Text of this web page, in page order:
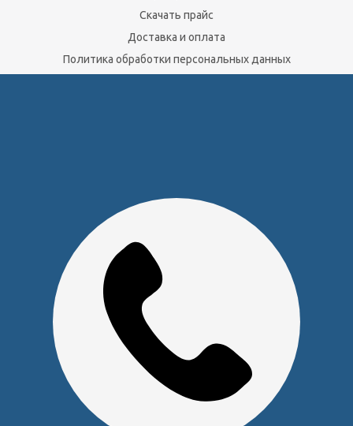
Скачать прайс
Доставка и оплата
Политика обработки персональных данных
Оставайтесь на связи
Наши контакты
+7 (391) 291-30-30 info@s-pl.ru
ул. Алексеева, 41